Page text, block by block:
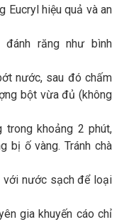
Eucryl hiệu quả và an
răng như bình
nước, sau đó chấm
bột vừa đủ (không
trong khoảng 2 phút,
bị ố vàng. Tránh chà
với nước sạch để loại
gia khuyến cáo chỉ